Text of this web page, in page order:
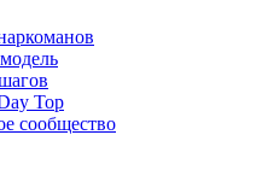
Top
сообщество